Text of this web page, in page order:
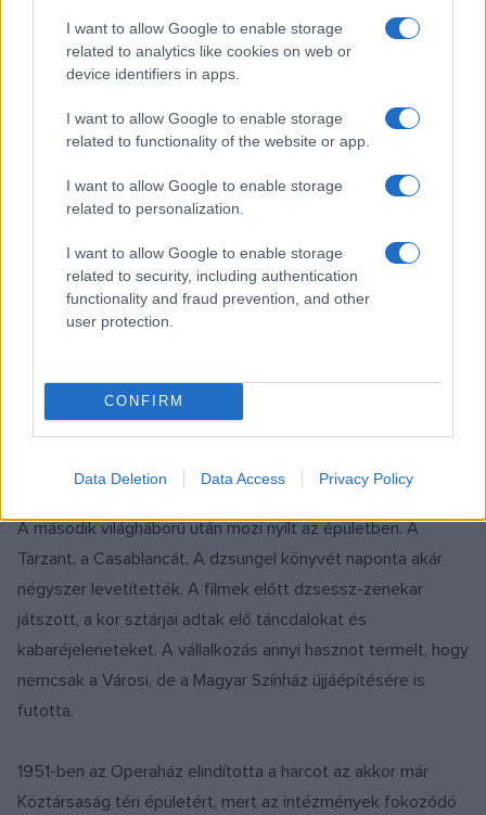
I want to allow Google to enable storage
related to analytics like cookies on web or
device identifiers in apps.
I want to allow Google to enable storage
related to functionality of the website or app.
I want to allow Google to enable storage
related to personalization.
I want to allow Google to enable storage
related to security, including authentication
functionality and fraud prevention, and other
user protection.
CONFIRM
Data Deletion Data Access Privacy Policy
augusztus 20. körül a Gyöngyösbokréta ünnepségeket,
amelyeken népdalokkal, néptáncokkal hagyományőrző
csoportok mutatkoztak be. A legutóbbi időkben akár
orvosavatásra vagy főiskolai tanévnyitóra is ki lehetett
bérelni az Erkel Színházat.
A politika nem maradt kívül az épület falain. A
Magyar Művelődés Házának nevezett épületben, 1957-ben
pedig a KISZ alakuló kongresszusára gyűltek össze a népek.
Bár nem szánta politikai tettnek Cziffra György 1956.
emlékeznünk róla, mert ez volt a művész emigrációja előtti
utolsó hazai koncertje. Az Erkel Színház árkádjai alá
menekítették be a forradalmárok a megsebesült Jean-
Pierre Pedrazzini újságírót.
A második világháború után mozi nyílt az épületben. A
Tarzant, a Casablancát, A dzsungel könyvét naponta akár
négyszer levetítették. A filmek előtt dzsessz-zenekar
játszott, a kor sztárjai adtak elő táncdalokat és
kabaréjeleneteket. A vállalkozás annyi hasznot termelt, hogy
nemcsak a Városi, de a Magyar Színház újjáépítésére is
futotta.
1951-ben az Operaház elindította a harcot az akkor már
Köztársaság téri épületért, mert az intézmények fokozódó